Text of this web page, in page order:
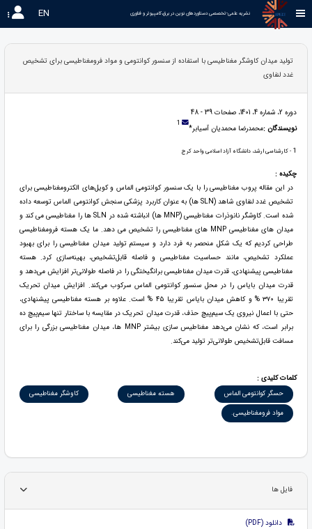
نشریه علمی-تخصصی دستاوردهای نوین در برق،کامپیوتر و فناوری EN
تولید میدان کاوشگر مغناطیسی با استفاده از سنسور کوانتومی و مواد فرومغناطیسی برای تشخیص
غدد لنفاوی
دوره 2، شماره 4، 1401، صفحات 39 - 48
نویسندگان :محمدرضا محمدیان آسیابر* 1
1 - کارشناسی ارشد، دانشگاه آزاد اسلامی واحد کرج
چکیده :
در این مقاله پروب مغناطیسی را با یک سنسور کوانتومی الماس و کویل‌های الکترومغناطیسی برای
تشخیص غدد لنفاوی شاهد (‏SLN ها)‏ به عنوان کاربرد پزشکی سنجش کوانتومی الماس توسعه داده
شده است. کاوشگر نانوذرات مغناطیسی (MNP ها) انباشته شده در SLN ها را مغناطیسی می کند و
میدان های مغناطیسی MNP های مغناطیسی را تشخیص می دهد. ما یک هسته فرومغناطیسی
طراحی کردیم که یک شکل منحصر به فرد دارد و سیستم تولید میدان مغناطیسی را برای بهبود
عملکرد تشخیص، مانند حساسیت مغناطیسی و فاصله قابل‌تشخیص، بهینه‌سازی کرد. هسته
مغناطیسی پیشنهادی، قدرت میدان مغناطیسی برانگیختگی را در فاصله طولانی‌تر افزایش می‌دهد و
قدرت میدان بایاس را در محل سنسور کوانتومی الماس سرکوب می‌کند. افزایش میدان تحریک
تقریبا ۳۷۰ % و کاهش میدان بایاس تقریبا ۴۵ % است. علاوه بر هسته مغناطیسی پیشنهادی،
حتی با اعمال نیروی یک سیم‌پیچ حذف، قدرت میدان تحریک در مقایسه با ساختار تنها سیم‌پیچ ده
برابر است، که نشان می‌دهد مغناطیس سازی بیشتر MNP ها، میدان مغناطیسی بزرگی را برای
مسافت قابل‌تشخیص طولانی‌تر تولید می‌کند.
کلمات کلیدی :
حسگر کوانتومی الماس
هسته مغناطیسی
کاوشگر مغناطیسی
مواد فرومغناطیسی.
فایل ها
دانلود (PDF)